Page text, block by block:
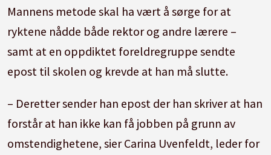
Mannens metode skal ha vært å sørge for at
ryktene nådde både rektor og andre lærere –
samt at en oppdiktet foreldregruppe sendte
epost til skolen og krevde at han må slutte.
– Deretter sender han epost der han skriver at han
forstår at han ikke kan få jobben på grunn av
omstendighetene, sier Carina Uvenfeldt, leder for